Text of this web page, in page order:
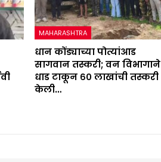
MAHARASHTRA
धान कोंड्याच्या पोत्यांआड
सागवान तस्करी; वन विभागाने
धाड टाकून ६० लाखांची तस्करी
केली…